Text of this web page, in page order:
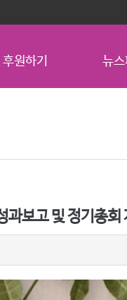
후원하기 뉴
보고 및 정기총회